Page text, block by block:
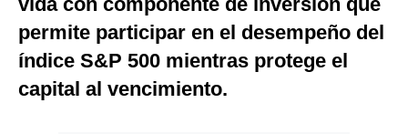
Videos
Fotogalerías
permite participar en el desempeño del
índice S&P 500 mientras protege el
capital al vencimiento.